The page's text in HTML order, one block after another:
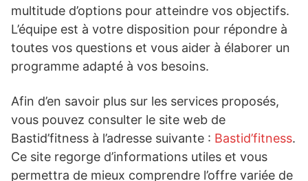
multitude d’options pour atteindre vos objectifs.
L’équipe est à votre disposition pour répondre à
toutes vos questions et vous aider à élaborer un
programme adapté à vos besoins.
Afin d’en savoir plus sur les services proposés,
vous pouvez consulter le site web de
Bastid’fitness à l’adresse suivante : Bastid’fitness.
Ce site regorge d’informations utiles et vous
permettra de mieux comprendre l’offre variée de